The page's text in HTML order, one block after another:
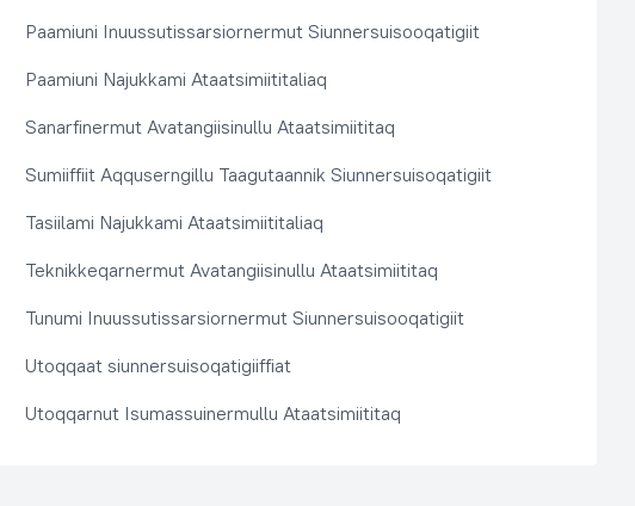
Paamiuni Inuussutissarsiornermut Siunnersuisooqatigiit
Paamiuni Najukkami Ataatsimiititaliaq
Sanarfinermut Avatangiisinullu Ataatsimiititaq
Sumiiffiit Aqquserngillu Taagutaannik Siunnersuisoqatigiit
Tasiilami Najukkami Ataatsimiititaliaq
Teknikkeqarnermut Avatangiisinullu Ataatsimiititaq
Tunumi Inuussutissarsiornermut Siunnersuisooqatigiit
Utoqqaat siunnersuisoqatigiiffiat
Utoqqarnut Isumassuinermullu Ataatsimiititaq